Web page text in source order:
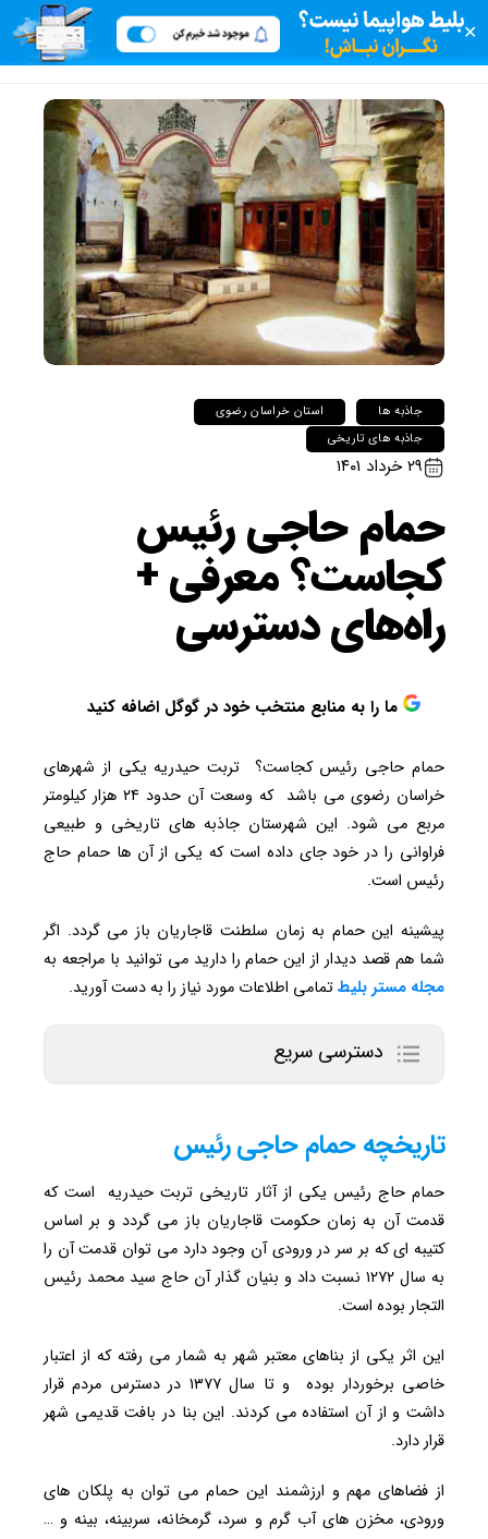
✕
جاذبه ها
استان خراسان رضوی
جاذبه های تاریخی
۲۹ خرداد ۱۴۰۱
حمام حاجی رئیس
کجاست؟ معرفی +
راه‌های دسترسی
ما را به منابع منتخب خود در گوگل اضافه کنید
حمام حاجی رئیس کجاست؟ تربت حیدریه یکی از شهرهای
خراسان رضوی می باشد که وسعت آن حدود ۲۴ هزار کیلومتر
مربع می شود. این شهرستان جاذبه های تاریخی و طبیعی
فراوانی را در خود جای داده است که یکی از آن ها حمام حاج
رئیس است.
پیشینه این حمام به زمان سلطنت قاجاریان باز می گردد. اگر
شما هم قصد دیدار از این حمام را دارید می توانید با مراجعه به
مجله مستر بلیطتمامی اطلاعات مورد نیاز را به دست آورید.
دسترسی سریع
تاریخچه حمام حاجی رئیس
حمام حاج رئیس یکی از آثار تاریخی تربت حیدریه است که
قدمت آن به زمان حکومت قاجاریان باز می گردد و بر اساس
کتیبه ای که بر سر در ورودی آن وجود دارد می توان قدمت آن را
به سال ۱۲۷۲ نسبت داد و بنیان گذار آن حاج سید محمد رئیس
التجار بوده است.
این اثر یکی از بناهای معتبر شهر به شمار می رفته که از اعتبار
خاصی برخوردار بوده و تا سال ۱۳۷۷ در دسترس مردم قرار
داشت و از آن استفاده می کردند. این بنا در بافت قدیمی شهر
قرار دارد.
از فضاهای مهم و ارزشمند این حمام می توان به پلکان های
ورودی، مخزن های آب گرم و سرد، گرمخانه، سربینه، بینه و …